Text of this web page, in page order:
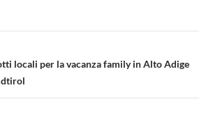
locali per la vacanza family in Alto Adige